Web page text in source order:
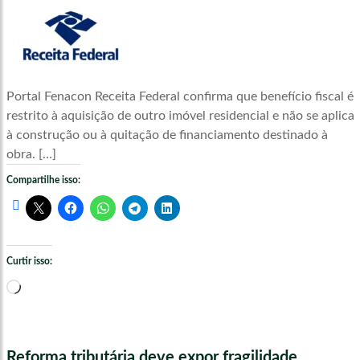
Portal Fenacon Receita Federal confirma que benefício fiscal é
restrito à aquisição de outro imóvel residencial e não se aplica
à construção ou à quitação de financiamento destinado à
obra. […]
Compartilhe isso:
Curtir isso:
Carregando...